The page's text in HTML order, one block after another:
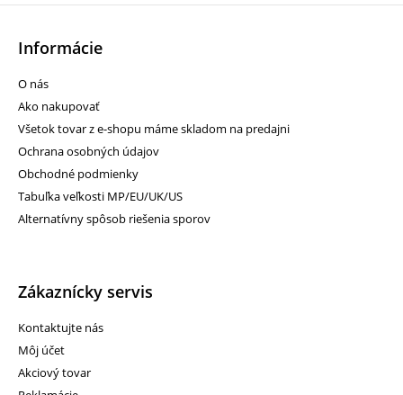
Informácie
O nás
Ako nakupovať
Všetok tovar z e-shopu máme skladom na predajni
Ochrana osobných údajov
Obchodné podmienky
Tabuľka veľkosti MP/EU/UK/US
Alternatívny spôsob riešenia sporov
Zákaznícky servis
Kontaktujte nás
Môj účet
Akciový tovar